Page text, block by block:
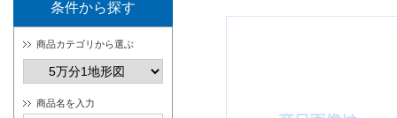
条件から探す
商品カテゴリから選ぶ
商品名を入力